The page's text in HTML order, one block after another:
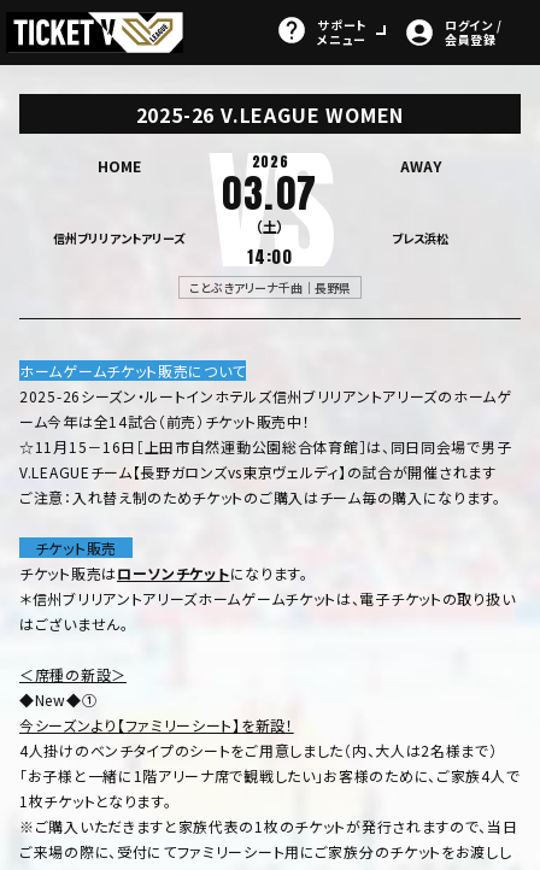
サポート
メニュー
ログイン /
会員登録
2025-26 V.LEAGUE WOMEN
HOME
信州ブリリアントアリーズ
2026
03.07
（土）
14:00
AWAY
ブレス浜松
ことぶきアリーナ千曲｜長野県
ホームゲームチケット販売について
2025-26シーズン・ルートインホテルズ信州ブリリアントアリーズのホームゲ
ーム今年は全14試合（前売）チケット販売中！
☆11月15－16日［上田市自然運動公園総合体育館］は、同日同会場で男子
V.LEAGUEチーム【長野ガロンズvs東京ヴェルディ】の試合が開催されます
ご注意：入れ替え制のためチケットのご購入はチーム毎の購入になります。
チケット販売
チケット販売はローソンチケットになります。
＊信州ブリリアントアリーズホームゲームチケットは、電子チケットの取り扱い
はございません。
＜席種の新設＞
◆New◆①
今シーズンより【ファミリーシート】を新設！
4人掛けのベンチタイプのシートをご用意しました（内、大人は2名様まで）
「お子様と一緒に1階アリーナ席で観戦したい」お客様のために、ご家族4人で
1枚チケットとなります。
※ご購入いただきますと家族代表の1枚のチケットが発行されますので、当日
ご来場の際に、受付にてファミリーシート用にご家族分のチケットをお渡しし